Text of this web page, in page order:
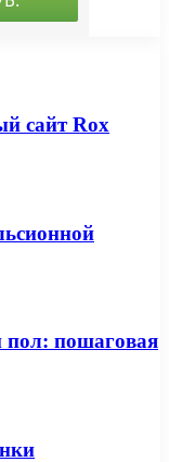
сайт Rox
пол: пошаговая